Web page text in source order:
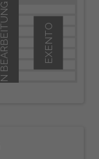
EXENTO
IN BEARBEITUNG